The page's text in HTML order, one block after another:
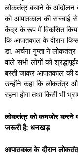
लोकतंत्र बचाने के आंदोलन
को आपातकाल की सच्चाई
केंद्र के रूप में विकसित
कि आपातकाल के दौरान
डा. अर्चना गुप्ता ने
वाले सभी लोगों को
बस्ती जाकर आपातकाल की
उन्होंने कहा कि लोकतंत्र
रहना होगा तथा किसी भी
लोकतंत्र को कमजोर करने
जरूरी है: धनखड़
आपातकाल के दौरान